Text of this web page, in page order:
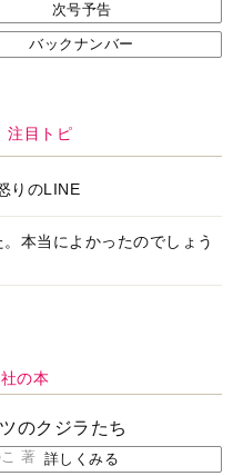
次号予告
バックナンバー
注目トピ
りのLINE
本当によかったのでしょう
の本
のクジラたち
著 詳しくみる